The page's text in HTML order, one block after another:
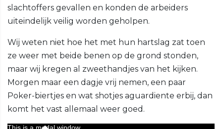
slachtoffers gevallen en konden de arbeiders
uiteindelijk veilig worden geholpen.
Wij weten niet hoe het met hun hartslag zat toen
ze weer met beide benen op de grond stonden,
maar wij kregen al zweethandjes van het kijken.
Morgen maar een dagje vrij nemen, een paar
Poker-biertjes en wat shotjes aguardiente erbij, dan
komt het vast allemaal weer goed.